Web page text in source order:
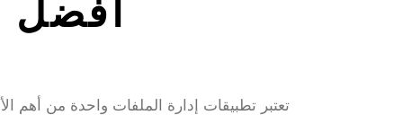
أفضل
تعتبر تطبيقات إدارة الملفات واحدة من أهم